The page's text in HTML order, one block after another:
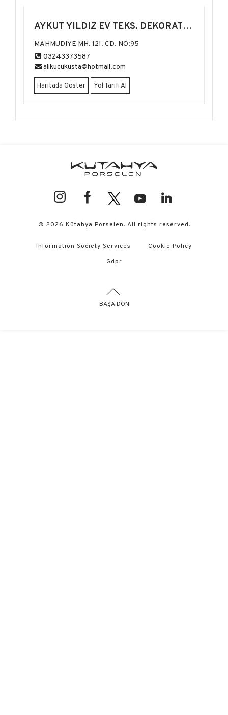
AYKUT YILDIZ EV TEKS. DEKORATİF
ÜRÜNLER
MAHMUDIYE MH. 121. CD. NO:95
03243373587
alikucukusta@hotmail.com
Haritada Göster Yol Tarifi Al
© 2026 Kütahya Porselen. All rights reserved.
Information Society Services
Cookie Policy
Gdpr
BAŞA DÖN